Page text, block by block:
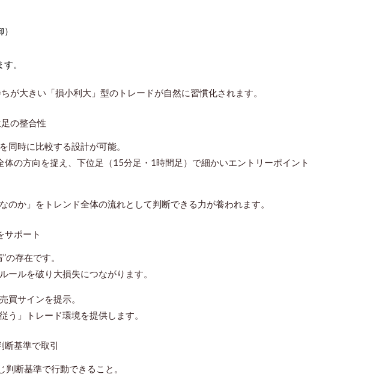
。
が大きい「損小利大」型のトレードが自然に習慣化されます。
の整合性
同時に比較する設計が可能。
体の方向を捉え、下位足（15分足・1時間足）で細かいエントリーポイント
のか」を トレンド全体の流れとして判断できる力が養われます。
ポート
の存在です。
ールを破り大損失につながります。
買サインを提示。
う」トレード環境を提供します。
基準で取引
判断基準で行動できること。